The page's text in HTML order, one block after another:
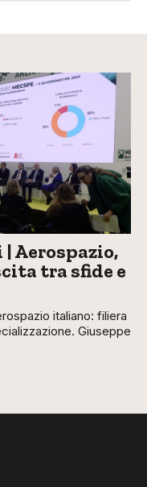
| Aerospazio,
tra sfide e
italiano: filiera
Giuseppe